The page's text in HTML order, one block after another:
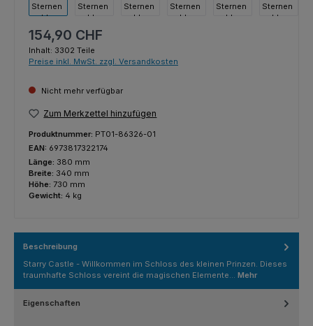
Regulärer Preis:
154,90 CHF
Inhalt: 3302 Teile
Preise inkl. MwSt. zzgl. Versandkosten
Nicht mehr verfügbar
Zum Merkzettel hinzufügen
Produktnummer: PT01-86326-01
EAN: 6973817322174
Länge: 380 mm
Breite: 340 mm
Höhe: 730 mm
Gewicht: 4 kg
Beschreibung
Starry Castle - Willkommen im Schloss des kleinen Prinzen. Dieses
traumhafte Schloss vereint die magischen Elemente… Mehr
Eigenschaften